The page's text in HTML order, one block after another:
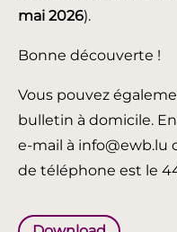
mai 2026).
Bonne découverte !
Vous pouvez
bulletin à domicile.
e-mail à info@ewb.lu
de téléphone est le